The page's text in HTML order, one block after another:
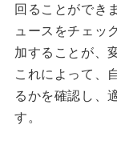
回ることができ
ュースをチェッ
加することが、
これによって、
るかを確認し、
す。